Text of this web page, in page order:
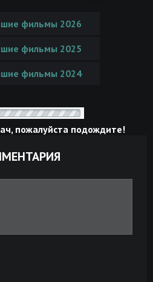
фильмы 2026
фильмы 2025
фильмы 2024
пожалуйста подождите!